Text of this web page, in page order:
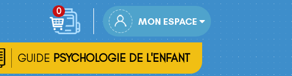
MON ESPACE
GUIDE PSYCHOLOGIE DE L'ENFANT